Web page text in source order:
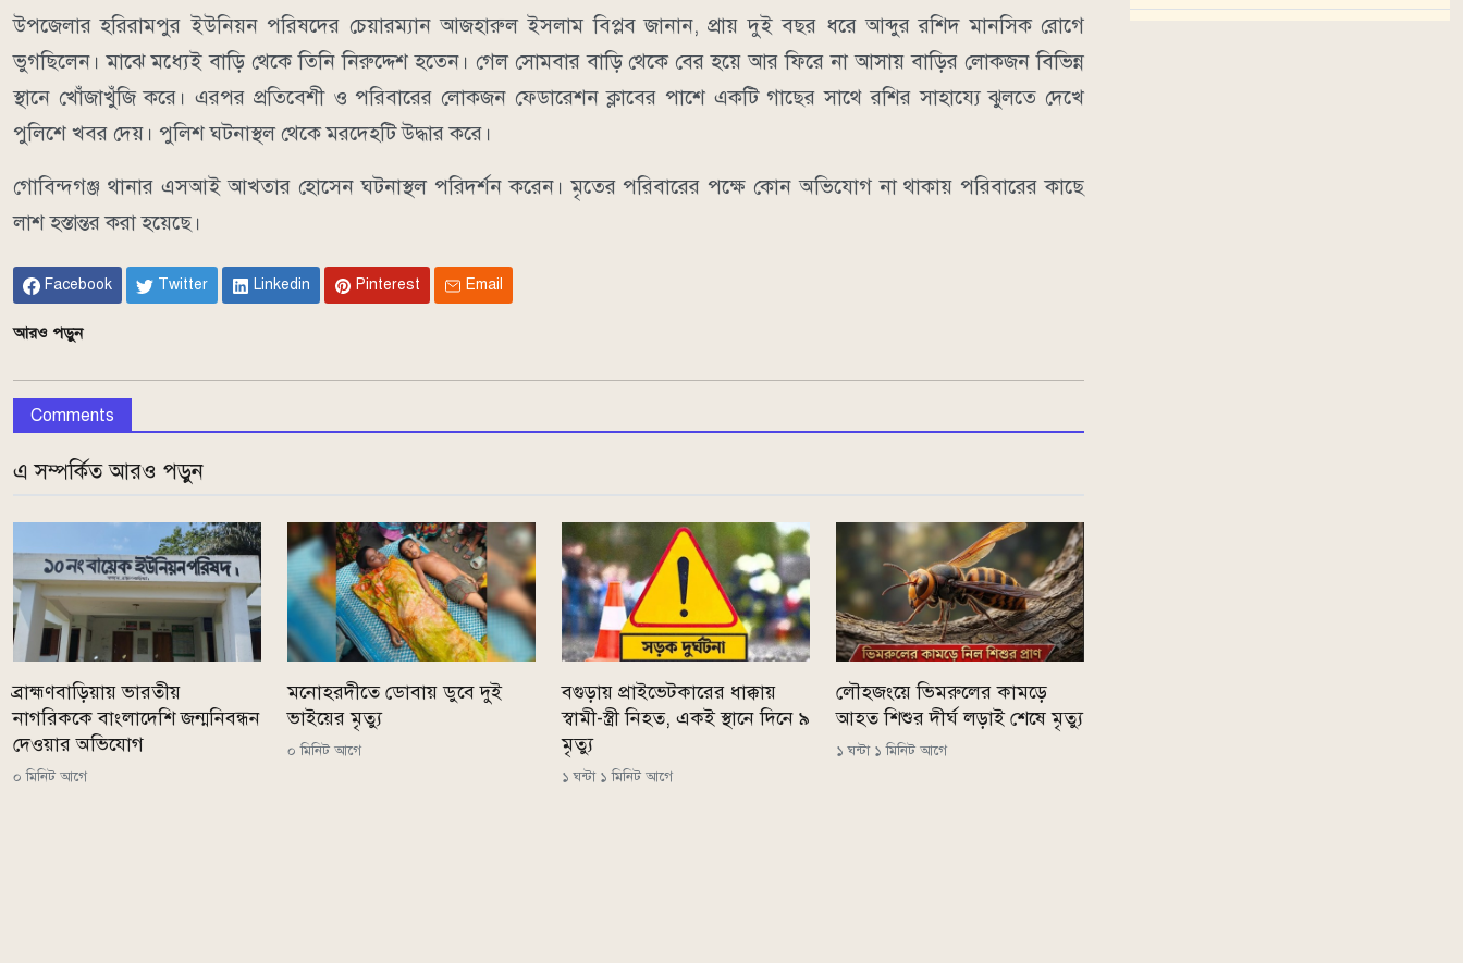
উপজেলার হরিরামপুর ইউনিয়ন পরিষদের চেয়ারম্যান আজহারুল ইসলাম বিপ্লব জানান, প্রায় দুই বছর ধরে আব্দুর রশিদ মানসিক রোগে
ভুগছিলেন। মাঝে মধ্যেই বাড়ি থেকে তিনি নিরুদ্দেশ হতেন। গেল সোমবার বাড়ি থেকে বের হয়ে আর ফিরে না আসায় বাড়ির লোকজন বিভিন্ন
স্থানে খোঁজাখুঁজি করে। এরপর প্রতিবেশী ও পরিবারের লোকজন ফেডারেশন ক্লাবের পাশে একটি গাছের সাথে রশির সাহায্যে ঝুলতে দেখে
পুলিশে খবর দেয়। পুলিশ ঘটনাস্থল থেকে মরদেহটি উদ্ধার করে।
গোবিন্দগঞ্জ থানার এসআই আখতার হোসেন ঘটনাস্থল পরিদর্শন করেন। মৃতের পরিবারের পক্ষে কোন অভিযোগ না থাকায় পরিবারের কাছে
লাশ হস্তান্তর করা হয়েছে।
Facebook Twitter Linkedin Pinterest Email
আরও পড়ুন
Comments
এ সম্পর্কিত আরও পড়ুন
ব্রাহ্মণবাড়িয়ায় ভারতীয়
নাগরিককে বাংলাদেশি জন্মনিবন্ধন
দেওয়ার অভিযোগ
০ মিনিট আগে
মনোহরদীতে ডোবায় ডুবে দুই
ভাইয়ের মৃত্যু
০ মিনিট আগে
বগুড়ায় প্রাইভেটকারের ধাক্কায়
স্বামী-স্ত্রী নিহত, একই স্থানে দিনে ৯
মৃত্যু
১ ঘন্টা ১ মিনিট আগে
লৌহজংয়ে ভিমরুলের কামড়ে
আহত শিশুর দীর্ঘ লড়াই শেষে মৃত্যু
১ ঘন্টা ১ মিনিট আগে